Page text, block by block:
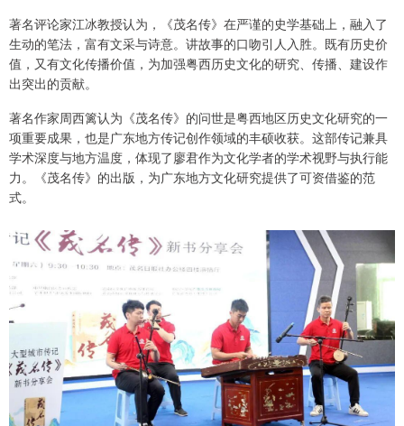
著名评论家江冰教授认为，《茂名传》在严谨的史学基础上，融入了
生动的笔法，富有文采与诗意。讲故事的口吻引人入胜。既有历史价
值，又有文化传播价值，为加强粤西历史文化的研究、传播、建设作
出突出的贡献。
著名作家周西篱认为《茂名传》的问世是粤西地区历史文化研究的一
项重要成果，也是广东地方传记创作领域的丰硕收获。这部传记兼具
学术深度与地方温度，体现了廖君作为文化学者的学术视野与执行能
力。《茂名传》的出版，为广东地方文化研究提供了可资借鉴的范
式。